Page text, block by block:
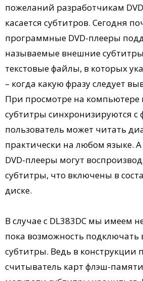
пожеланий разработчикам
касается субтитров. Сегодня
программные DVD-плееры
называемые внешние
текстовые файлы, в которых
– когда какую фразу следует
При просмотре на
субтитры синхронизируются
пользователь может читать
практически на любом языке.
DVD-плееры могут
субтитры, что включены в
диске.
В случае с DL383DC мы имеем
пока возможность
субтитры. Ведь в конструкции
считыватель карт флэш-